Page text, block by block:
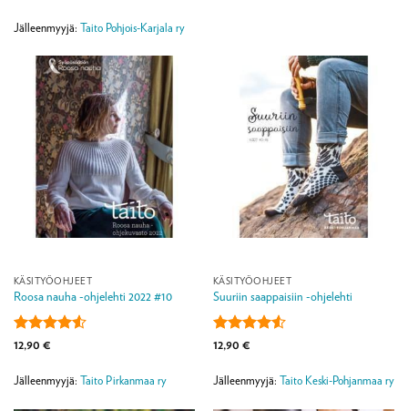
4.25
Jälleenmyyjä: Taito Pohjois-Karjala ry
KÄSITYÖOHJEET
Roosa nauha -ohjelehti 2022 #10
Arvostelu
4.5
12,90 €
Jälleenmyyjä: Taito Pirkanmaa ry
KÄSITYÖOHJEET
Suuriin saappaisiin -ohjelehti
Arvostelu
4.5
12,90 €
Jälleenmyyjä: Taito Keski-Pohjanmaa ry